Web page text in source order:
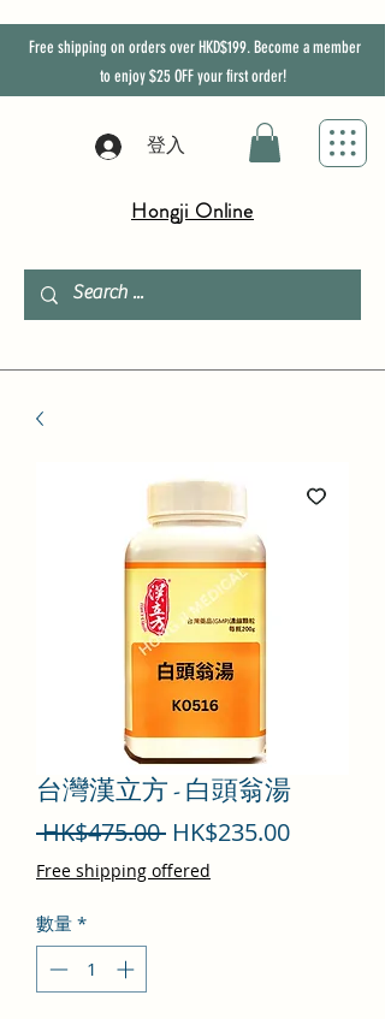
Free shipping on orders over HKD$199. Become a member
to enjoy$25 OFFyour first order!
登入
Hongji Online
台灣漢立方 - 白頭翁湯
HK$475.00 一
般
HK$235.00促
Free shipping offered
數量 *